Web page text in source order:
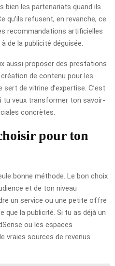
bien les partenariats quand ils
qu’ils refusent, en revanche, ce
recommandations artificielles
de la publicité déguisée.
aussi proposer des prestations
de contenu pour les
de vitrine d’expertise. C’est
tu veux transformer ton savoir-
concrètes.
pour ton
bonne méthode. Le bon choix
et de ton niveau
un service ou une petite offre
que la publicité. Si tu as déjà un
ou les espaces
vraies sources de revenus